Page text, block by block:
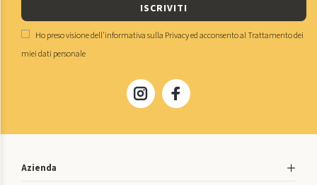
ISCRIVITI
Ho preso visione dell'informativa sulla Privacyed acconsento alTrattamento dei
miei dati personale
Azienda